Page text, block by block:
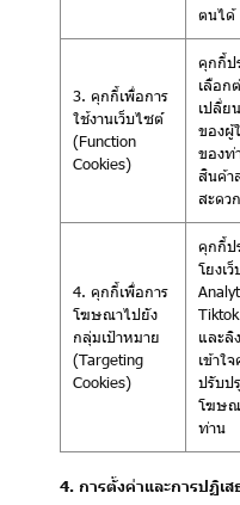
ตนได้
3. คุกกี้เพื่อการ
ใช้งานเว็บไซต์
(Function
Cookies)
คุกกี้ป
เลือก
เปลี่ย
ของผู้
ของท่
สินค้า
สะดว
4. คุกกี้เพื่อการ
โฆษณาไปยัง
กลุ่มเป้าหมาย
(Targeting
Cookies)
คุกกี้ป
โยงเ
และลิ
เข้าใ
ปรับป
โฆษณ
ท่าน
4. การตั้งค่าและการปฏิเ